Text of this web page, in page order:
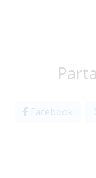
Facebook